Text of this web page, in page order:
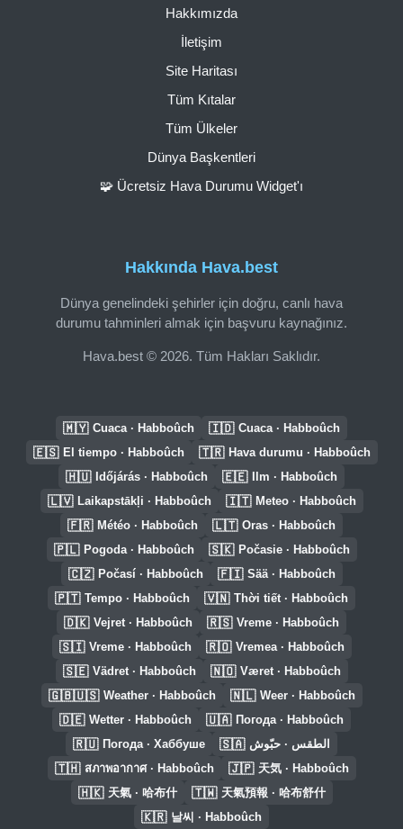
Hakkında Hava.best
Dünya genelindeki şehirler için doğru, canlı hava
durumu tahminleri almak için başvuru kaynağınız.
Hava.best © 2026. Tüm Hakları Saklıdır.
Hakkımızda
İletişim
Site Haritası
Tüm Kıtalar
Tüm Ülkeler
Dünya Başkentleri
🧩 Ücretsiz Hava Durumu Widget'ı
🇲🇾 Cuaca · Habboûch 🇮🇩 Cuaca · Habboûch
🇪🇸 El tiempo · Habboûch 🇹🇷 Hava durumu · Habboûch
🇭🇺 Időjárás · Habboûch 🇪🇪 Ilm · Habboûch
🇱🇻 Laikapstākļi · Habboûch 🇮🇹 Meteo · Habboûch
🇫🇷 Météo · Habboûch 🇱🇹 Oras · Habboûch
🇵🇱 Pogoda · Habboûch 🇸🇰 Počasie · Habboûch
🇨🇿 Počasí · Habboûch 🇫🇮 Sää · Habboûch
🇵🇹 Tempo · Habboûch 🇻🇳 Thời tiết · Habboûch
🇩🇰 Vejret · Habboûch 🇷🇸 Vreme · Habboûch
🇸🇮 Vreme · Habboûch 🇷🇴 Vremea · Habboûch
🇸🇪 Vädret · Habboûch 🇳🇴 Været · Habboûch
🇬🇧🇺🇸 Weather · Habboûch 🇳🇱 Weer · Habboûch
🇩🇪 Wetter · Habboûch 🇺🇦 Погода · Habboûch
🇷🇺 Погода · Хаббуше 🇸🇦 الطقس · حبّوش
🇹🇭 สภาพอากาศ · Habboûch 🇯🇵 天気 · Habboûch
🇭🇰 天氣 · 哈布什 🇹🇼 天氣預報 · 哈布舒什
🇰🇷 날씨 · Habboûch